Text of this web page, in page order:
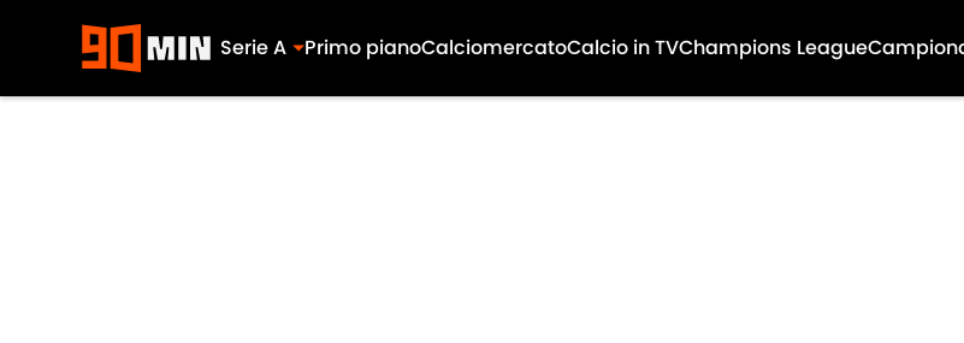
Serie A Primo pianoCalciomercatoCalcio in TVChampions League